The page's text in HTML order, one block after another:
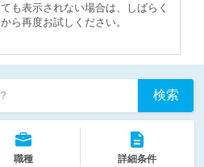
も表示されない場合は、しばらく
ら再度お試しください。
検索
職種 詳細条件